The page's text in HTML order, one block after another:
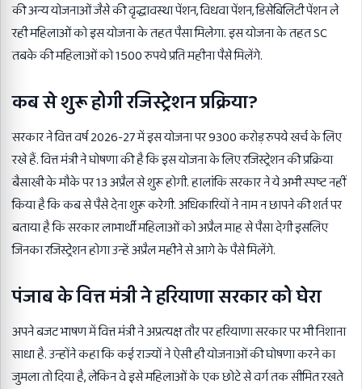
की अन्य योजनाओं जैसे की वृद्धावस्था पेंशन, विधवा पेंशन, डिसेबिलिटी पेंशन ले
रही महिलाओं को इस योजना के तहत पैसा मिलेगा. इस योजना के तहत SC
तबके की महिलाओं को 1500 रुपये प्रति महीना पैसे मिलेंगे.
कब से शुरू होगी रजिस्ट्रेशन प्रक्रिया?
सरकार ने वित्त वर्ष 2026-27 में इस योजना पर 9300 करोड़ रुपये खर्च के लिए
रखे हैं. वित्त मंत्री ने घोषणा की है कि इस योजना के लिए रजिस्ट्रेशन की प्रक्रिया
बैसाखी के मौके पर 13 अप्रैल से शुरू होगी. हालांकि सरकार ने ये अभी स्पष्ट नहीं
किया है कि कब से पैसे देना शुरू करेगी. अधिकारियों ने नाम न छापने की शर्त पर
बताया है कि सरकार लाभार्थी महिलाओं को अप्रैल माह से पैसा देगी इसलिए
जिनका रजिस्ट्रेशन होगा उन्हें अप्रैल महीने से आगे के पैसे मिलेंगे.
पंजाब के वित्त मंत्री ने हरियाणा सरकार को घेरा
अपनेबजटभाषण में वित्त मंत्री ने अप्रत्यक्ष तौर पर हरियाणा सरकार पर भी निशाना
साधा है. उन्होंने कहा कि कई राज्यों ने ऐसी ही योजनाओं की घोषणा करने का
जुमला तो दिया है, लेकिन वे इसे महिलाओं के एक छोटे से वर्ग तक सीमित रखते